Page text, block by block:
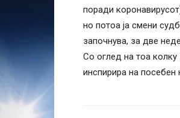
поради
но потоа ја смени
започнува, за две
Со оглед на тоа
инспирира на посебен